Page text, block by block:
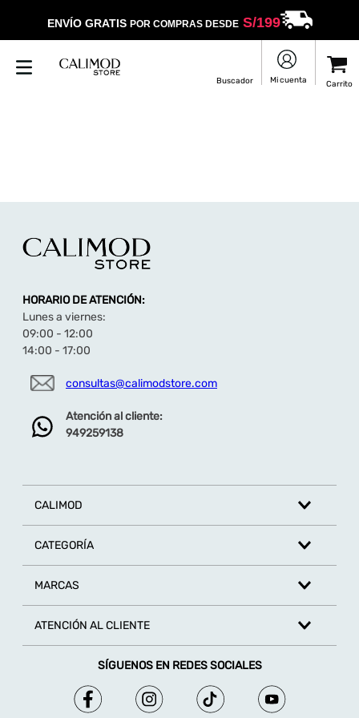
ENVÍO GRATIS POR COMPRAS DESDES/199
HORARIO DE ATENCIÓN:
Lunes a viernes:
09:00 - 12:00
14:00 - 17:00
consultas@calimodstore.com
Atención al cliente:
949259138
CALIMOD
CATEGORÍA
MARCAS
ATENCIÓN AL CLIENTE
SÍGUENOS EN REDES SOCIALES